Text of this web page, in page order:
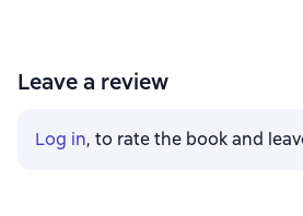
Leave a review
Log in, to rate the book and